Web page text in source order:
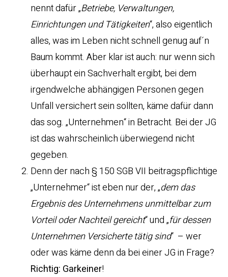
nennt dafür „Betriebe, Verwaltungen,
Einrichtungen und Tätigkeiten“, also eigentlich
alles, was im Leben nicht schnell genug auf´n
Baum kommt. Aber klar ist auch: nur wenn sich
überhaupt ein Sachverhalt ergibt, bei dem
irgendwelche abhängigen Personen gegen
Unfall versichert sein sollten, käme dafür dann
das sog. „Unternehmen“ in Betracht. Bei der JG
ist das wahrscheinlich überwiegend nicht
gegeben.
Denn der nach § 150 SGB VII beitragspflichtige
„Unternehmer“ ist eben nur der, „dem das
Ergebnis des Unternehmens unmittelbar zum
Vorteil oder Nachteil gereicht“ und „für dessen
Unternehmen Versicherte tätig sind“ – wer
oder was käme denn da bei einer JG in Frage?
Richtig: Garkeiner!